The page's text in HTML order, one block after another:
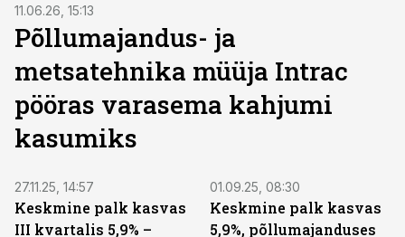
11.06.26, 15:13
Põllumajandus- ja
metsatehnika müüja Intrac
pööras varasema kahjumi
kasumiks
27.11.25, 14:57
Keskmine palk kasvas
III kvartalis 5,9% –
01.09.25, 08:30
Keskmine palk kasvas
5,9%, põllumajanduses